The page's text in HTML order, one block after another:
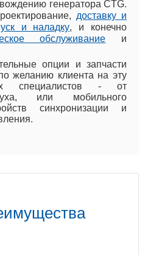
генератора CTG.
доставку и
и наладку, и конечно
обслуживание и
опции и запчасти
желанию клиента на эту
специалистов - от
или мобильного
синхронизации и